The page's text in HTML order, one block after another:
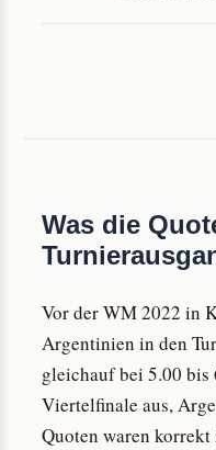
Was die
Vor der WM 2022 in
Argentinien in den
gleichauf bei 5.00
Viertelfinale aus,
Quoten waren